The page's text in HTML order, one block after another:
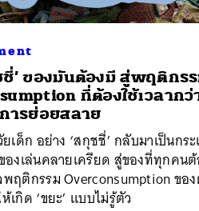
ชี่’ ของมันต้องมี สู่พฤติกร
ที่ต้องใช้เวลากว่
ารย่อยสลาย
ยเด็ก อย่าง ‘สกุชชี่’ กลับมาเป็นกร
องเล่นคลายเครียด สู่ของที่ทุกคน
ฤติกรรม Overconsumption ขอ
เกิด ‘ขยะ’ แบบไม่รู้ตัว